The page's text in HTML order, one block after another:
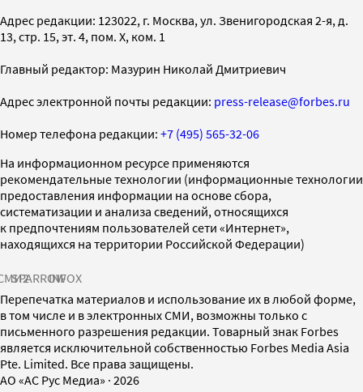
Адрес редакции: 123022, г. Москва, ул. Звенигородская 2-я, д.
13, стр. 15, эт. 4, пом. X, ком. 1
Главный редактор: Мазурин Николай Дмитриевич
Адрес электронной почты редакции: press-release@forbes.ru
Номер телефона редакции: +7 (495) 565-32-06
На информационном ресурсе применяются
рекомендательные технологии (информационные технологии
предоставления информации на основе сбора,
систематизации и анализа сведений, относящихся
к предпочтениям пользователей сети «Интернет»,
находящихся на территории Российской Федерации)
SPARROWINFOX
Перепечатка материалов и использование их в любой форме,
в том числе и в электронных СМИ, возможны только с
письменного разрешения редакции. Товарный знак Forbes
является исключительной собственностью Forbes Media Asia
Pte. Limited. Все права защищены.
AO «АС Рус Медиа» · 2026